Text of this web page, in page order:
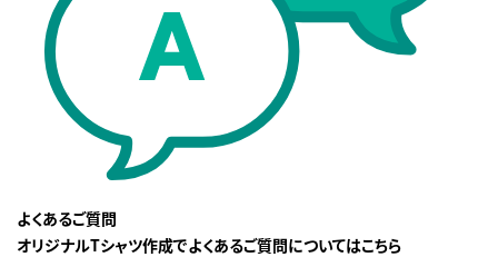
よくあるご質問
オリジナルTシャツ作成でよくあるご質問についてはこちら